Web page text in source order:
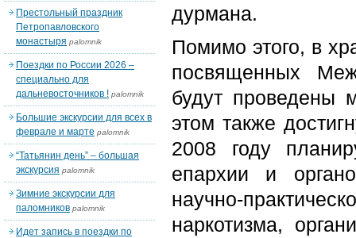
дурмана.
Помимо этого, в
посвященных
будут
этом также
2008 году
епархии и
научно-
наркотизма,
Престольный праздник
Петропавловского
монастыря palomnik
Поездки по России 2026 –
специально для
дальневосточников ! palomnik
Большие экскурсии для всех в
феврале и марте palomnik
“Татьянин день” – большая
экскурсия palomnik
Зимние экскурсии для
паломников palomnik
Идет запись в поездки по